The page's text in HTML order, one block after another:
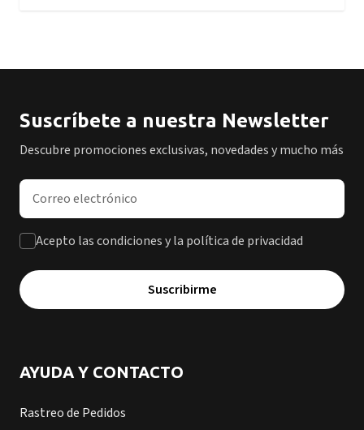
Suscríbete a nuestra Newsletter
Descubre promociones exclusivas, novedades y mucho más
Dirección de correo electrónico
Acepto las condiciones y la política de privacidad
Suscribirme
AYUDA Y CONTACTO
Rastreo de Pedidos